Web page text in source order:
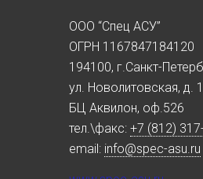
ООО “Спец АСУ”
ОГРН 1167847184120
194100, г.Санкт-
ул. Новолитовская, д.
БЦ Аквилон, оф.526
тел.\факс: +7 (812)
email: info@spec-asu.ru